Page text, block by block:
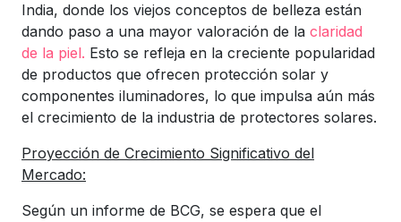
India, donde los viejos conceptos de belleza están
dando paso a una mayor valoración de la claridad
de la piel. Esto se refleja en la creciente popularidad
de productos que ofrecen protección solar y
componentes iluminadores, lo que impulsa aún más
el crecimiento de la industria de protectores solares.
Proyección de Crecimiento Significativo del
Mercado:
Según un informe de BCG, se espera que el